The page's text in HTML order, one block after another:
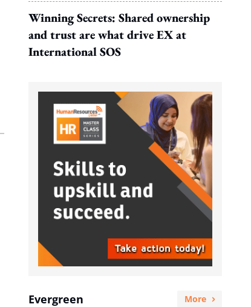
Winning Secrets: Shared ownership
and trust are what drive EX at
International SOS
Evergreen More